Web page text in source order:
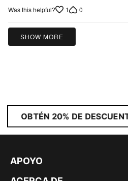
Was this helpful? 1 0
SHOW MORE
OBTÉN 20% DE
APOYO